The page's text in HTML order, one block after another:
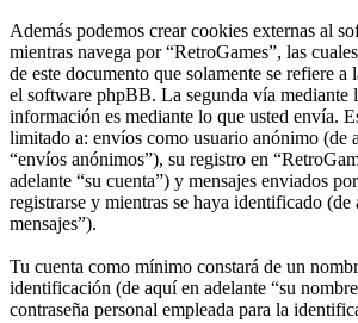
Además podemos crear cookies externas al
mientras navega por “RetroGames”, las
de este documento que solamente se refiere a
el software phpBB. La segunda vía mediante
información es mediante lo que usted envía.
limitado a: envíos como usuario anónimo (de
“envíos anónimos”), su registro en
adelante “su cuenta”) y mensajes enviados
registrarse y mientras se haya identificado (de
mensajes”).
Tu cuenta como mínimo constará de un
identificación (de aquí en adelante “su
contraseña personal empleada para la